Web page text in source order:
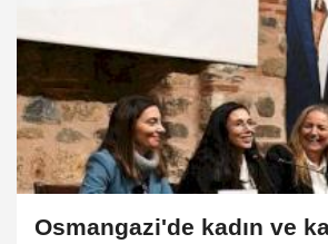
Osmangazi'de kadın ve